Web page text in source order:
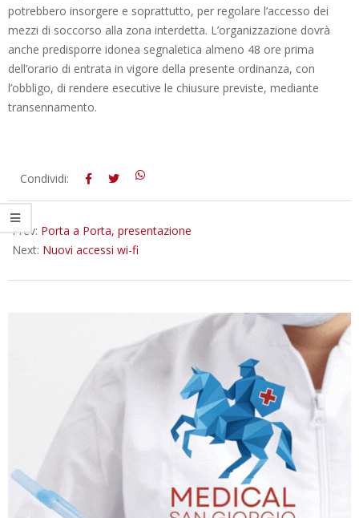
potrebbero insorgere e soprattutto, per regolare l’accesso dei
mezzi di soccorso alla zona interdetta. L’organizzazione dovrà
anche predisporre idonea segnaletica almeno 48 ore prima
dell’orario di entrata in vigore della presente ordinanza, con
l’obbligo, di rendere esecutive le chiusure previste, mediante
transennamento.
2012-
09
Condividi:
Prev: Porta a Porta, presentazione
Next: Nuovi accessi wi-fi